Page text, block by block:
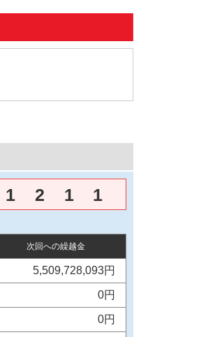
1 2 1 1
次回への繰越金
5,509,728,093円
0円
0円